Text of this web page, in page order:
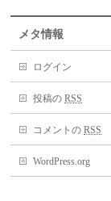
メタ情報
ログイン
投稿のRSS
コメントのRSS
WordPress.org